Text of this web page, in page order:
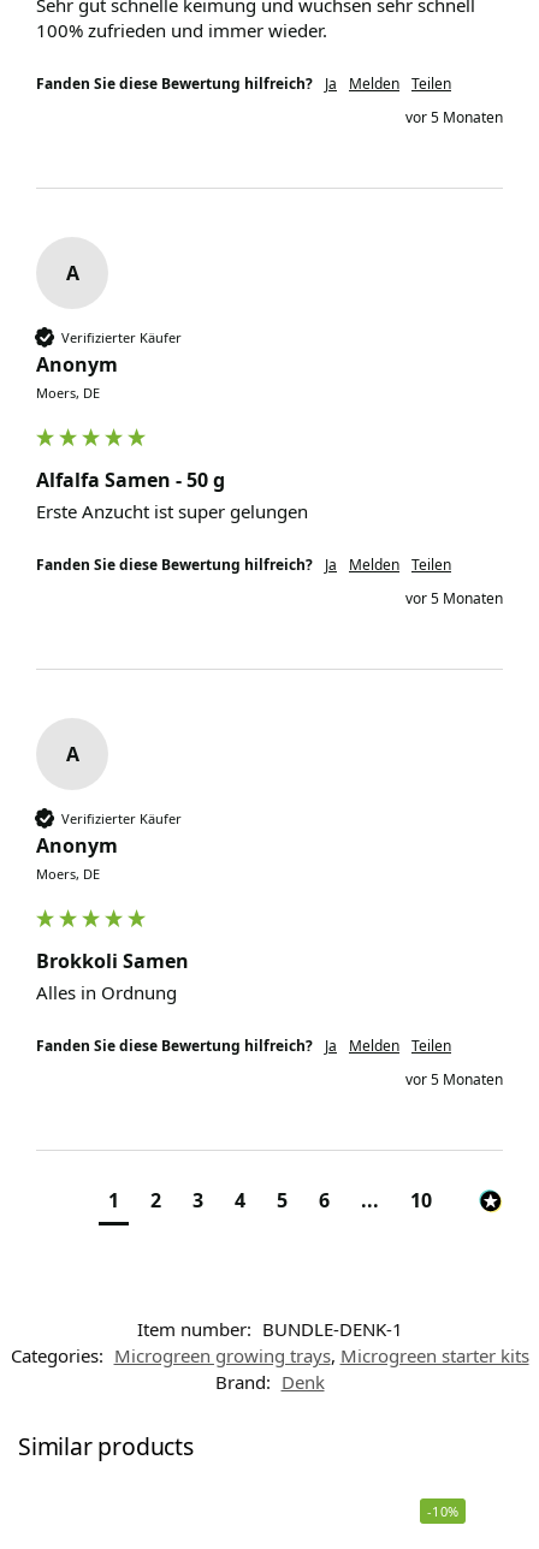
Sehr gut schnelle keimung und wuchsen sehr schnell
100% zufrieden und immer wieder.
Fanden Sie diese Bewertung hilfreich? Ja Melden Teilen
vor 5 Monaten
A
Verifizierter Käufer
Anonym
Moers, DE
Alfalfa Samen - 50 g
Erste Anzucht ist super gelungen
Fanden Sie diese Bewertung hilfreich? Ja Melden Teilen
vor 5 Monaten
A
Verifizierter Käufer
Anonym
Moers, DE
Brokkoli Samen
Alles in Ordnung
Fanden Sie diese Bewertung hilfreich? Ja Melden Teilen
vor 5 Monaten
1 2 3 4 5 6 ... 10
Item number: BUNDLE-DENK-1
Categories: Microgreen growing trays, Microgreen starter kits
Brand: Denk
Similar products
-10%